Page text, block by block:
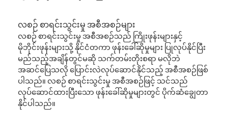
လစဉ် စာရင်းသွင်းမှု အစီအစဉ်များ
လစဉ် စာရင်းသွင်းမှု အစီအစဉ်သည် ကြိုးဖုန်းများနှင့်
မိုဘိုင်းဖုန်းများသို့ နိုင်ငံတကာ ဖုန်းခေါ်ဆိုမှုများ ပြုလုပ်နိုင်ပြီး
မည်သည့်အချိန်တွင်မဆို သက်တမ်းတိုးစရာ မလိုဘဲ
အဆင်ပြေသလို ပြောင်းလဲလုပ်ဆောင်နိုင်သည့် အစီအစဉ်ဖြစ်
ပါသည်။ လစဉ် စာရင်းသွင်းမှု အစီအစဉ်ဖြင့် သင်သည်
လုပ်ဆောင်ထားပြီးသော ဖုန်းခေါ်ဆိုမှုများတွင် ပိုက်ဆံချွေတာ
နိုင်ပါသည်။